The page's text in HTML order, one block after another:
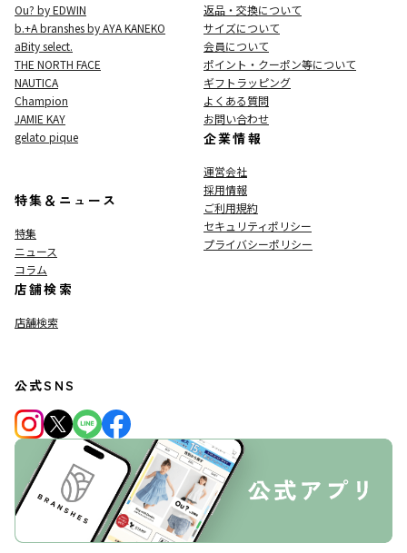
Ou? by EDWIN
b.+A branshes by AYA KANEKO
aBity select.
THE NORTH FACE
NAUTICA
Champion
JAMIE KAY
gelato pique
特集＆ニュース
特集
ニュース
コラム
店舗検索
店舗検索
返品・交換について
サイズについて
会員について
ポイント・クーポン等について
ギフトラッピング
よくある質問
お問い合わせ
企業情報
運営会社
採用情報
ご利用規約
セキュリティポリシー
プライバシーポリシー
公式SNS